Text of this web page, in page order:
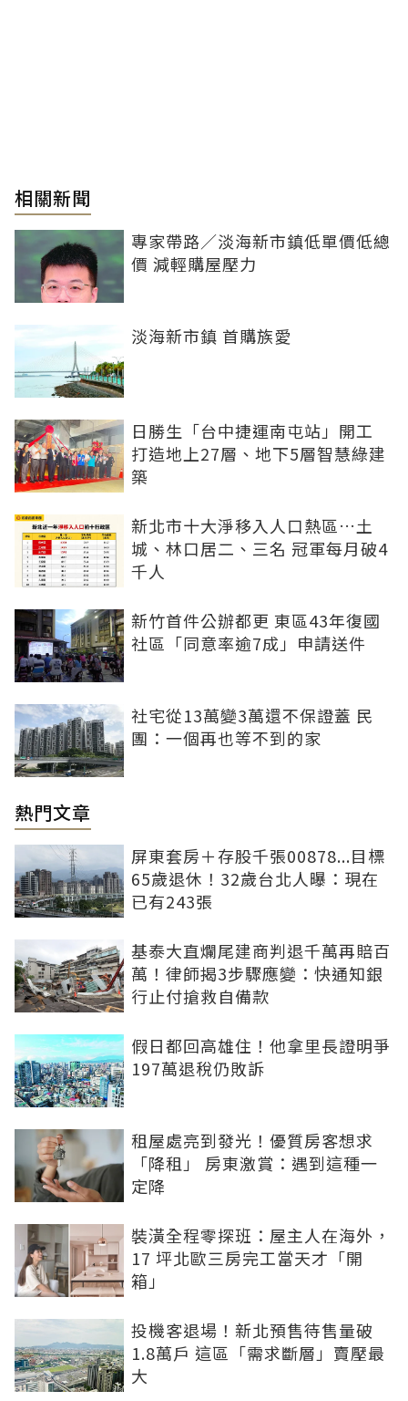
相關新聞
專家帶路／淡海新市鎮低單價低總
價 減輕購屋壓力
淡海新市鎮 首購族愛
日勝生「台中捷運南屯站」開工
打造地上27層、地下5層智慧綠建
築
新北市十大淨移入人口熱區…土
城、林口居二、三名 冠軍每月破4
千人
新竹首件公辦都更 東區43年復國
社區「同意率逾7成」申請送件
社宅從13萬變3萬還不保證蓋 民
團：一個再也等不到的家
熱門文章
屏東套房＋存股千張00878...目標
65歲退休！32歲台北人曝：現在
已有243張
基泰大直爛尾建商判退千萬再賠百
萬！律師揭3步驟應變：快通知銀
行止付搶救自備款
假日都回高雄住！他拿里長證明爭
197萬退稅仍敗訴
租屋處亮到發光！優質房客想求
「降租」 房東激賞：遇到這種一
定降
裝潢全程零探班：屋主人在海外，
17 坪北歐三房完工當天才「開
箱」
投機客退場！新北預售待售量破
1.8萬戶 這區「需求斷層」賣壓最
大